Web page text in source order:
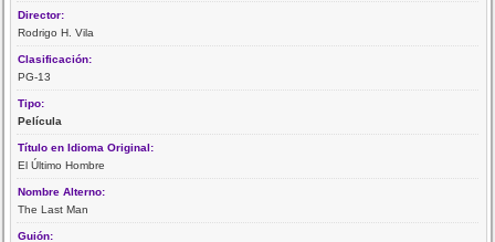
Director:
Rodrigo H. Vila
Clasificación:
PG-13
Tipo:
Película
Título en Idioma Original:
El Último Hombre
Nombre Alterno:
The Last Man
Guión: